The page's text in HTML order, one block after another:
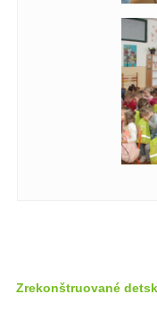
Zrekonštruované